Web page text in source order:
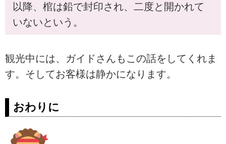
以降、棺は鉛で封印され、二度と開かれて
いないという。
観光中には、ガイドさんもこの話をしてくれま
す。そしてお客様は静かになります。
おわりに